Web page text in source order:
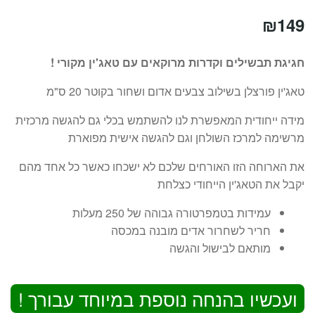
עגלת קניות
תשלום
₪149
חגיגת תבשילים וקדרות מרוקאים עם טאג'ין מקורי !
טאג'ין פורצלן בשילוב צבעים אדום ושחור בקוטר 20 ס"מ
מידה ייחודית המאפשרת לנו להשתמש בכלי גם להגשה מרכזית
מרשימה למרכז השולחן וגם להגשה אישית מפוארת
את הארוחה הזו האורחים שלכם לא ישכחו כאשר כל אחד מהם
יקבל את הטאג'ין הייחודי כצלחת
עמידות בטמפרטורה גבוהה של 250 מעלות
חריר לשחרור אדים מובנה במכסה
מותאם לבישול והגשה
ועכשיו בהנחה נוספת במיוחד עבורך !